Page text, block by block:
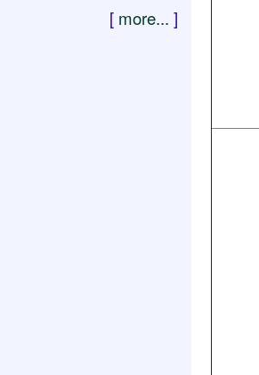
[ more... ]